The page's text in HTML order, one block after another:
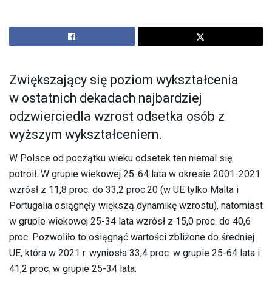
Zwiększający się poziom wykształcenia
w ostatnich dekadach najbardziej
odzwierciedla wzrost odsetka osób z
wyższym wykształceniem.
W Polsce od początku wieku odsetek ten niemal się
potroił. W grupie wiekowej 25-64 lata w okresie 2001-2021
wzrósł z 11,8 proc. do 33,2 proc.20 (w UE tylko Malta i
Portugalia osiągnęły większą dynamikę wzrostu), natomiast
w grupie wiekowej 25-34 lata wzrósł z 15,0 proc. do 40,6
proc. Pozwoliło to osiągnąć wartości zbliżone do średniej
UE, która w 2021 r. wyniosła 33,4 proc. w grupie 25-64 lata i
41,2 proc. w grupie 25-34 lata.